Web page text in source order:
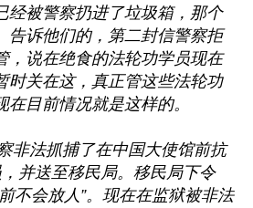
经被警察扔进了垃圾箱，那个
告诉他们的，第二封信警察拒
，说在绝食的法轮功学员现在
时关在这，真正管这些法轮功
目前情况就是这样的。
非法抓捕了在中国大使馆前抗
并送至移民局。移民局下令
不会放人”。现在在监狱被非法